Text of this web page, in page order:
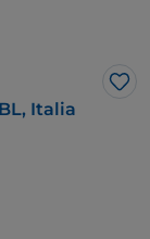
Italia